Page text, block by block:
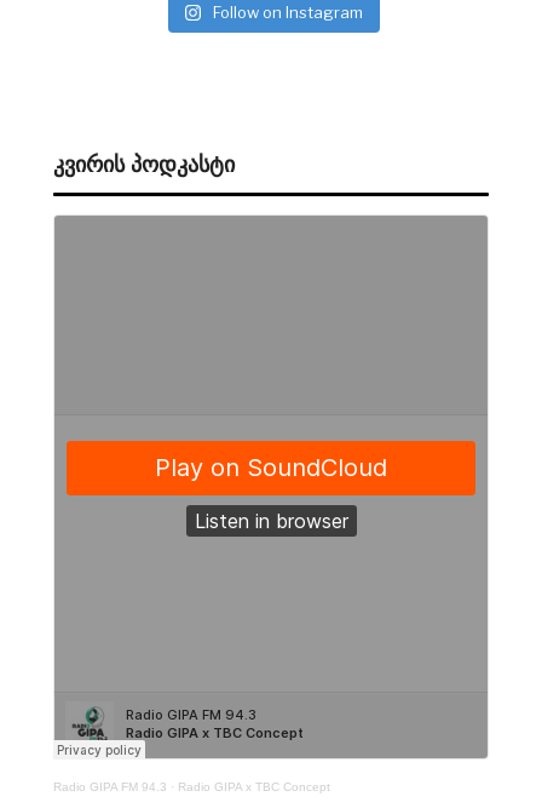
Follow on Instagram
ᲙᲕᲘᲠᲘᲡ ᲞᲝᲓᲙᲐᲡᲢᲘ
Radio GIPA FM 94.3 · Radio GIPA x TBC Concept